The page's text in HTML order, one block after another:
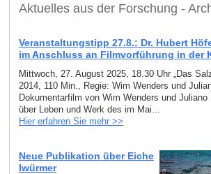
Aktuelles aus der Forschung -
Veranstaltungstipp 27.8.: Dr. Hubert
im Anschluss an Filmvorführung in der
Mittwoch, 27. August 2025, 18.30 Uhr „Das
2014, 110 Min., Regie: Wim Wenders und
Dokumentarfilm von Wim Wenders und Juliano
über Leben und Werk des im Mai...
Hier erfahren Sie mehr >>
Neue Publikation über Eiche
lwürmer